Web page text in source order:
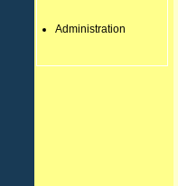
Administration